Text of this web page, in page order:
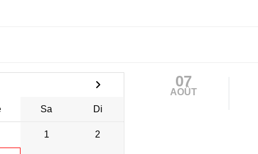
Sa Di
1 2
07
AOÛT